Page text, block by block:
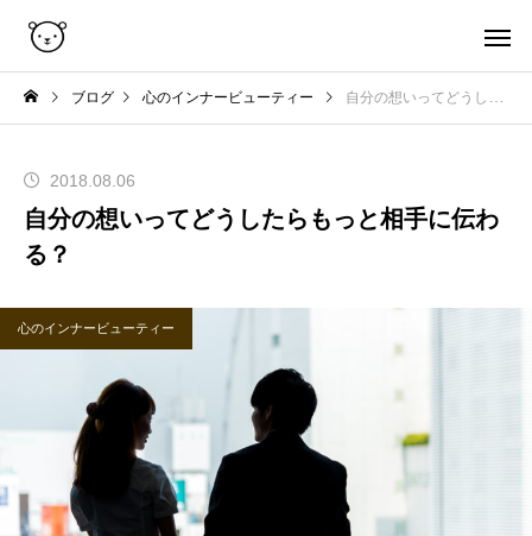
ブログ 心のインナービューティー 自分の想いってどうしたらもっと相手に伝わる？
2018.08.06
自分の想いってどうしたらもっと相手に伝わ
る？
心のインナービューティー